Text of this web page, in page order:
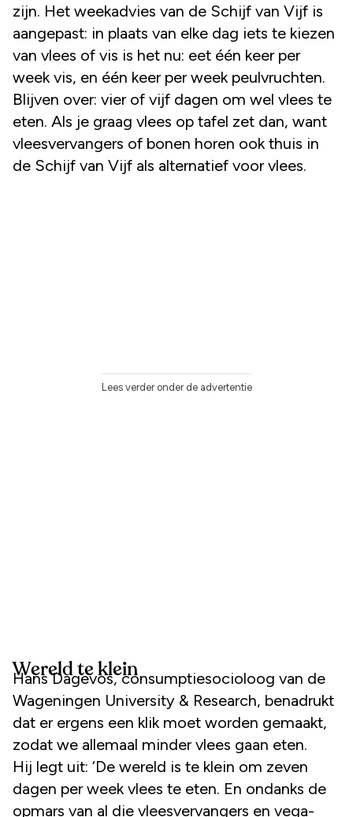
zijn. Het weekadvies van de Schijf van Vijf is
aangepast: in plaats van elke dag iets te kiezen
van vlees of vis is het nu: eet één keer per
week vis, en één keer per week peulvruchten.
Blijven over: vier of vijf dagen om wel vlees te
eten. Als je graag vlees op tafel zet dan, want
vleesvervangers of bonen horen ook thuis in
de Schijf van Vijf als alternatief voor vlees.
Lees verder onder de advertentie
Wereld te klein
Hans Dagevos, consumptiesocioloog van de
Wageningen University & Research, benadrukt
dat er ergens een klik moet worden gemaakt,
zodat we allemaal minder vlees gaan eten.
Hij legt uit: ‘De wereld is te klein om zeven
dagen per week vlees te eten. En ondanks de
opmars van al die vleesvervangers en vega-